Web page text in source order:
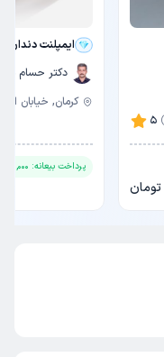
5
تومان
ایمپلنت
دکتر حسام
کرمان, خیابان
پرداخت بیعانه: 100,000